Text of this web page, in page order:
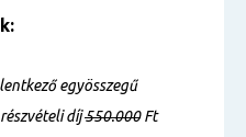
egyösszegű
díj550.000Ft